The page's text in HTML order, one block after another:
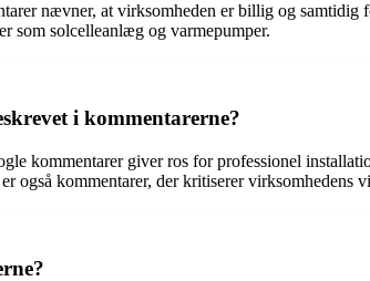
nævner, at virksomheden er billig og samtidig
som solcelleanlæg og varmepumper.
i kommentarerne?
kommentarer giver ros for professionel
kommentarer, der kritiserer virksomhedens